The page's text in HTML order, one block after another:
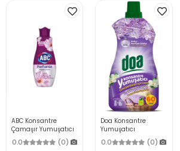
ABC Konsantre
Çamaşır Yumuşatıcı
Manolya 1200ml 50
Yıkama
0.0 (0)
Doa Konsantre
Yumuşatıcı
Lavanta&manolya
1500 Ml.
0.0 (0)